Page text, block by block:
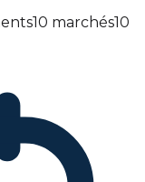
10 marchés10